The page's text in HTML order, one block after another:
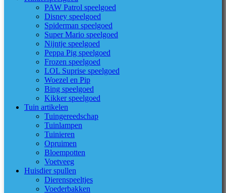
PAW Patrol speelgoed
Disney speelgoed
Spiderman speelgoed
Super Mario speelgoed
Nijntje speelgoed
Peppa Pig speelgoed
Frozen speelgoed
LOL Suprise speelgoed
Woezel en Pip
Bing speelgoed
Kikker speelgoed
Tuin artikelen
Tuingereedschap
Tuinlampen
Tuinieren
Opruimen
Bloempotten
Voetveeg
Huisdier spullen
Dierenspeeltjes
Voederbakken